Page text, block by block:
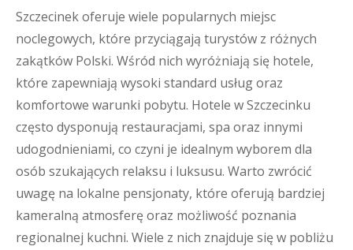
Szczecinek oferuje wiele popularnych miejsc
noclegowych, które przyciągają turystów z różnych
zakątków Polski. Wśród nich wyróżniają się hotele,
które zapewniają wysoki standard usług oraz
komfortowe warunki pobytu. Hotele w Szczecinku
często dysponują restauracjami, spa oraz innymi
udogodnieniami, co czyni je idealnym wyborem dla
osób szukających relaksu i luksusu. Warto zwrócić
uwagę na lokalne pensjonaty, które oferują bardziej
kameralną atmosferę oraz możliwość poznania
regionalnej kuchni. Wiele z nich znajduje się w pobliżu